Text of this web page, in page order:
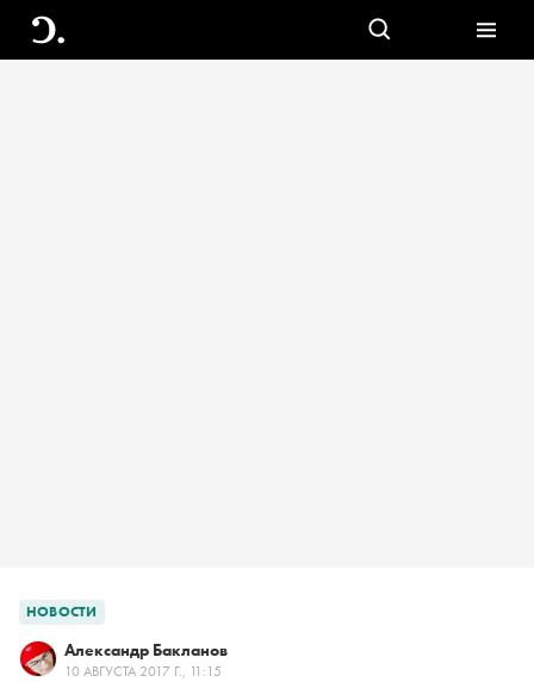
НОВОСТИ
Александр Бакланов
10 АВГУСТА 2017 Г., 11:15